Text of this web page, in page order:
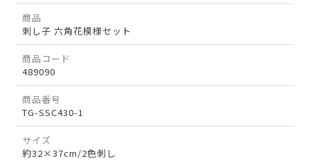
商品
刺し子 六角花模様セット
商品コード
489090
商品番号
TG-SSC430-1
サイズ
約32×37cm/2色刺し